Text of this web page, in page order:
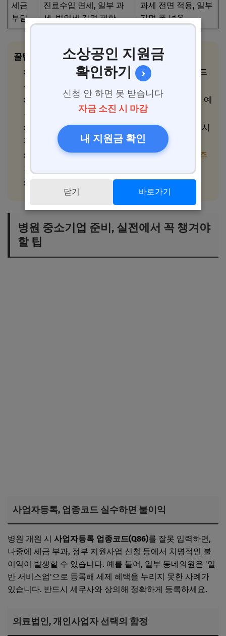
세금
부담
진료수입 면세, 일부 과
세, 법인세 감면 제한
과세 전면 적용, 일부
감면 폭 넓음
꿀팁 & 주의사항
사업자등록 전업종코드(Q86)와 인력기준
반드
시 확인!
4대보험, 의료인력 모두 가입 필요. 대표/원장 예
외 거의 없음.
정부 지원사업 신청 전사업별 업종 제한
반드시
체크.
진료수입 부가세 면세이지만,부대사업(카페·주
차장 등)은 과세
전문가 상담
병원 중소기업 준비, 실전에서 꼭 챙겨야
할 팁
사업자등록, 업종코드 실수하면 불이익
병원 개원 시 사업자등록 업종코드(Q86)를 잘못 입력하면,
나중에 세금 부과, 정부 지원사업 신청 등에서 치명적인 불
이익이 발생할 수 있습니다. 예를 들어, 일부 동네의원은 '일
반 서비스업'으로 등록해 세제 혜택을 누리지 못한 사례가
있습니다. 반드시 세무사와 상의해 정확하게 등록하세요.
의료법인, 개인사업자 선택의 함정
소상공인 지원금
확인하기
›
신청 안 하면 못 받습니다
자금 소진 시 마감
내 지원금 확인
닫기 바로가기